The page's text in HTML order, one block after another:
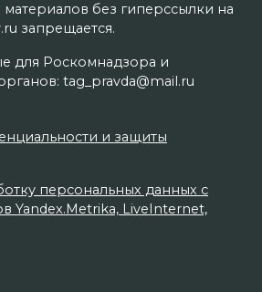
без гиперссылки на
запрещается.
для Роскомнадзора и
tag_pravda@mail.ru
и защиты
персональных данных с
Yandex.Metrika, LiveInternet,